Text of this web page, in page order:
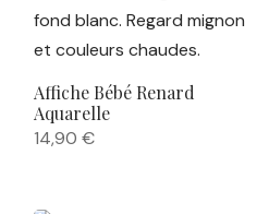
Affiche Bébé Renard
Aquarelle
14,90 €